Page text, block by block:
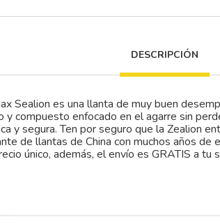
DESCRIPCIÓN
Sealion es una llanta de muy buen
y compuesto enfocado en el agarre sin
y segura. Ten por seguro que la Zealion
de llantas de China con muchos años de
único, además, el envío es GRATIS a